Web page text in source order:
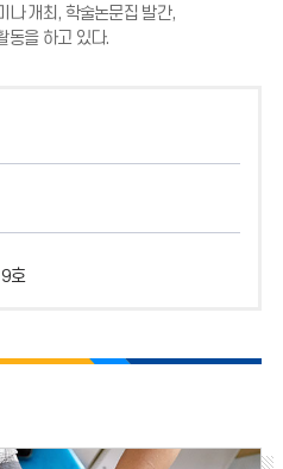
나 개최, 학술논문집 발간,
동을 하고 있다.
호